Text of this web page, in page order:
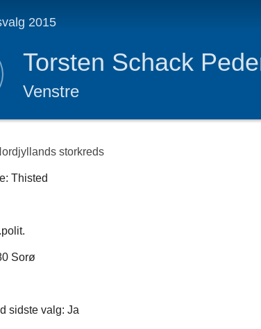
2015
Torsten Schack
Venstre
storkreds
Thisted
Sorø
sidste valg: Ja